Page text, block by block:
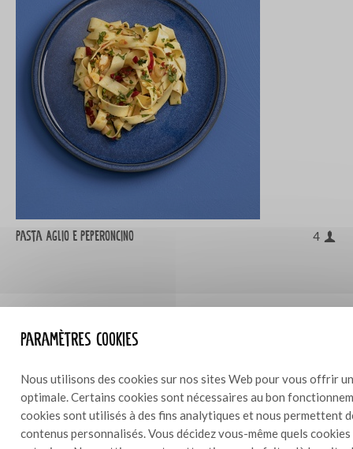
Paramètres cookies
Nous utilisons des cookies sur nos sites Web pour vous offrir
optimale. Certains cookies sont nécessaires au bon
cookies sont utilisés à des fins analytiques et nous permettent
contenus personnalisés. Vous décidez vous-même quels
Pasta Aglio e Peperoncino 4
Autres produits dans cette ligne